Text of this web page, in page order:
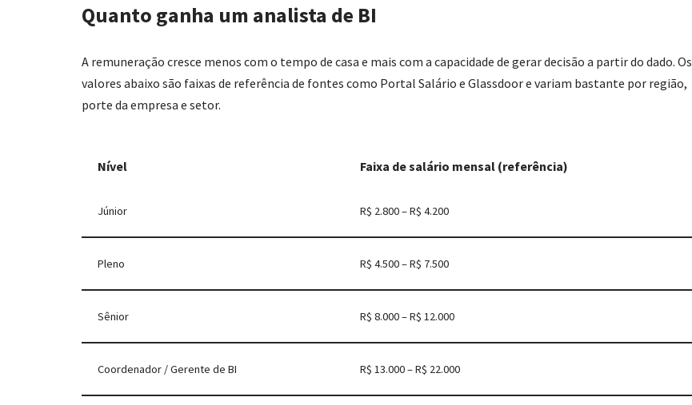
Quanto ganha um analista de BI
A remuneração cresce menos com o tempo de casa e mais com a capacidade de gerar decisão a partir do dado. Os
valores abaixo são faixas de referência de fontes como Portal Salário e Glassdoor e variam bastante por região,
porte da empresa e setor.
Nível Faixa de salário mensal (referência)
Júnior R$ 2.800 – R$ 4.200
Pleno R$ 4.500 – R$ 7.500
Sênior R$ 8.000 – R$ 12.000
Coordenador / Gerente de BI R$ 13.000 – R$ 22.000